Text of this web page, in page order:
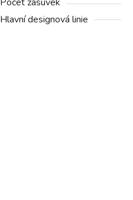
Hlavní designová linie